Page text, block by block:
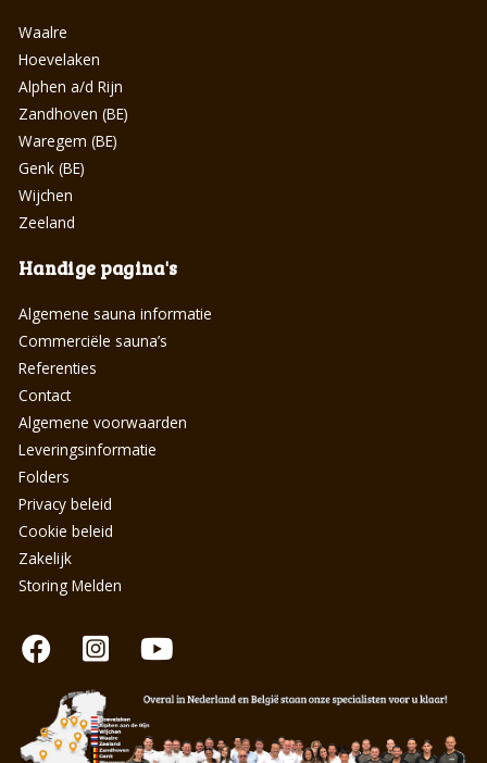
Waalre
Hoevelaken
Alphen a/d Rijn
Zandhoven (BE)
Waregem (BE)
Genk (BE)
Wijchen
Zeeland
Handige pagina's
Algemene sauna informatie
Commerciële sauna’s
Referenties
Contact
Algemene voorwaarden
Leveringsinformatie
Folders
Privacy beleid
Cookie beleid
Zakelijk
Storing Melden